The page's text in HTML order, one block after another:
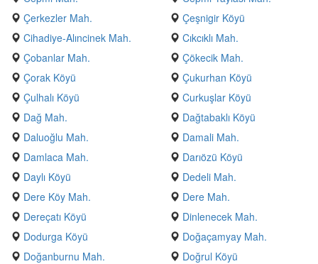
Çerkezler Mah.
Çeşnigir Köyü
Cihadiye-Alıncinek Mah.
Cıkcıklı Mah.
Çobanlar Mah.
Çökecik Mah.
Çorak Köyü
Çukurhan Köyü
Çulhalı Köyü
Curkuşlar Köyü
Dağ Mah.
Dağtabaklı Köyü
Daluoğlu Mah.
Damali Mah.
Damlaca Mah.
Darıözü Köyü
Daylı Köyü
Dedeli Mah.
Dere Köy Mah.
Dere Mah.
Dereçatı Köyü
Dinlenecek Mah.
Dodurga Köyü
Doğaçamyay Mah.
Doğanburnu Mah.
Doğrul Köyü